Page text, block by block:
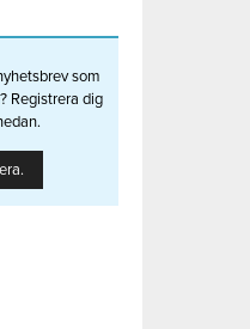
som
Registrera dig